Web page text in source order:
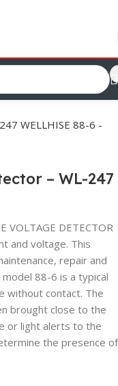
– WL-247
VOLTAGE DETECTOR
and voltage. This
repair and
88-6 is a typical
without contact. The
brought close to the
or light alerts to the
the presence of